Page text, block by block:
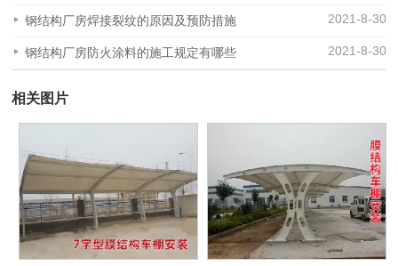
2021-8-30
钢结构厂房焊接裂纹的原因及预防措施
2021-8-30
钢结构厂房防火涂料的施工规定有哪些
相关图片